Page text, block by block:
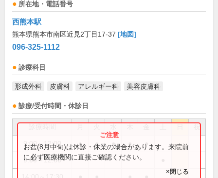
所在地・電話番号
西熊本駅
熊本県熊本市南区近見2丁目17-37 [地図]
096-325-1112
診療科目
形成外科 皮膚科 アレルギー科 美容皮膚科
診療/受付時間・休診日
祝
9:00～12:00 ● ● ● ● ●
9:00～12:30
お盆(8月中旬)は休診・休業の場合があります。来院前
に必ず医療機関に直接ご確認ください。
×閉じる